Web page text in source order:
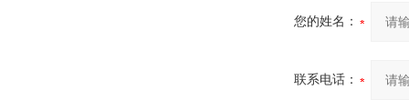
您的姓名：
联系电话：